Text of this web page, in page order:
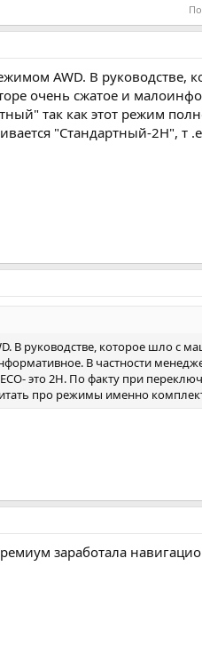
AWD. В руководстве,
очень сжатое и
так как этот режим
"Стандартный-2H", т
В руководстве, которое шло с
В частности
это 2H. По факту при
про режимы именно
заработала